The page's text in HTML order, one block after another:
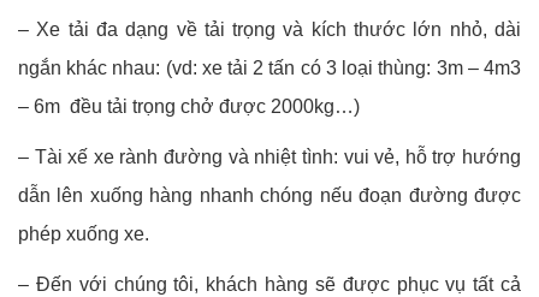
– Xe tải đa dạng về tải trọng và kích thước lớn nhỏ, dài
ngắn khác nhau: (vd: xe tải 2 tấn có 3 loại thùng: 3m – 4m3
– 6m đều tải trọng chở được 2000kg…)
– Tài xế xe rành đường và nhiệt tình: vui vẻ, hỗ trợ hướng
dẫn lên xuống hàng nhanh chóng nếu đoạn đường được
phép xuống xe.
– Đến với chúng tôi, khách hàng sẽ được phục vụ tất cả